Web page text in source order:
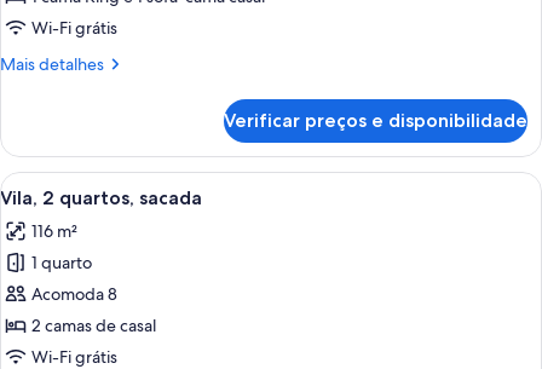
1
King
cama
Wi-Fi grátis
Mais detalhes
Mais
1
cama
King
sofá-
cama
Verificar preços e disponibilidade
Carrega
todas
as
fotos
de
Vila,
2
Quarto de hotel com área de
8
Vila, 2 quartos, sacada
116 m²
1 quarto
Acomoda 8
2 camas de casal
Wi-Fi grátis